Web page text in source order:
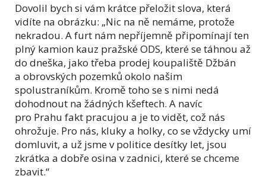
Dovolil bych si vám krátce přeložit slova, která
vidíte na obrázku: „Nic na ně nemáme, protože
nekradou. A furt nám nepříjemně připomínají ten
plný kamion kauz pražské ODS, které se táhnou až
do dneška, jako třeba prodej koupaliště Džbán
a obrovských pozemků okolo našim
spolustraníkům. Kromě toho se s nimi nedá
dohodnout na žádných kšeftech. A navíc
pro Prahu fakt pracujou a je to vidět, což nás
ohrožuje. Pro nás, kluky a holky, co se vždycky umí
domluvit, a už jsme v politice desítky let, jsou
zkrátka a dobře osina v zadnici, které se chceme
zbavit.“